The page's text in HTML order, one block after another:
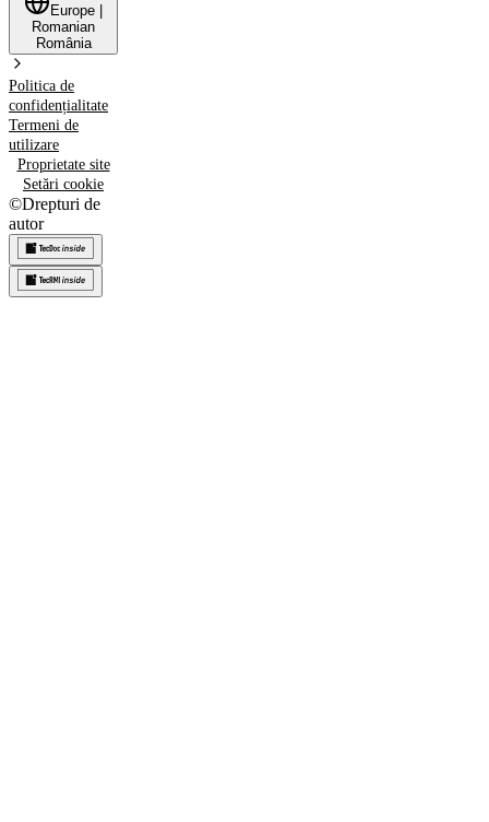
Europe
Romanian
România
Politica de
confidențialitate
Termeni de
utilizare
Proprietate site
Setări cookie
©Drepturi de
autor